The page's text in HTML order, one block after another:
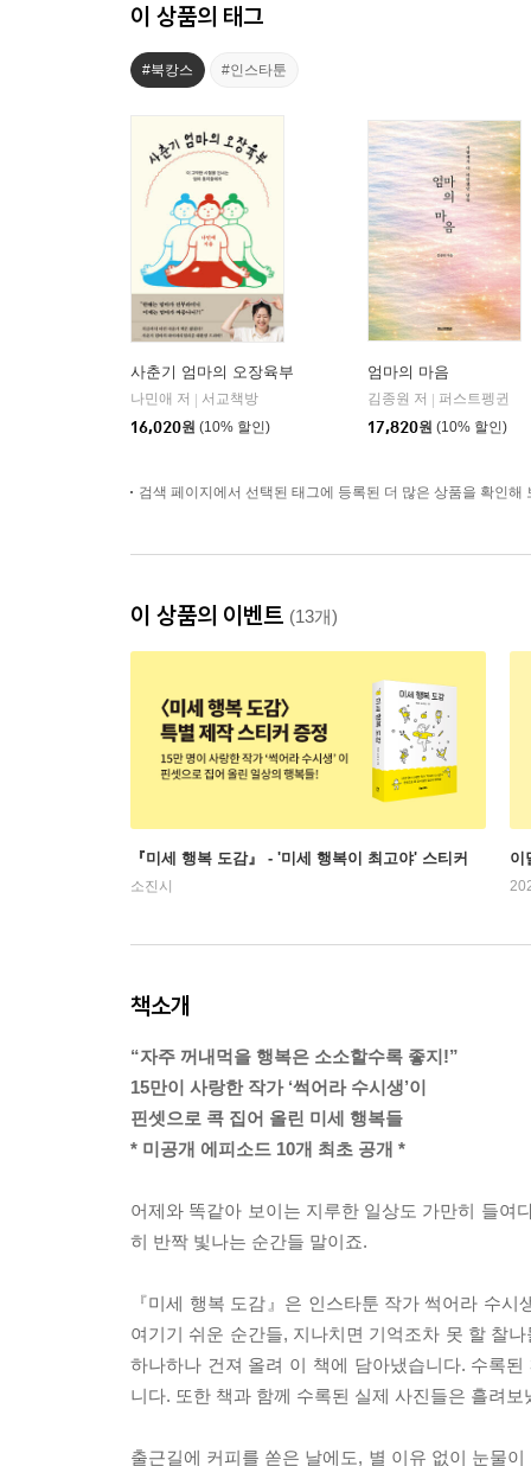
이 상품의 태그
#북캉스 #인스타툰
사춘기 엄마의 오장육부
나민애 저
서교책방
16,020원 (10% 할인)
엄마의 마음
김종원 저
퍼스트펭귄
17,820원 (10% 할인)
검색 페이지에서 선택된 태그에 등록된 더 많은 상품을 확인해
이 상품의 이벤트 (13개)
『미세 행복 도감』 - '미세 행복이 최고야' 스티커
소진시
이
책소개
“자주 꺼내먹을 행복은 소소할수록 좋지!”
15만이 사랑한 작가 ‘썩어라 수시생’이
핀셋으로 콕 집어 올린 미세 행복들
* 미공개 에피소드 10개 최초 공개 *
어제와 똑같아 보이는 지루한 일상도 가만히 들여
히 반짝 빛나는 순간들 말이죠.
『미세 행복 도감』은 인스타툰 작가 썩어라 수
여기기 쉬운 순간들, 지나치면 기억조차 못 할 찰
하나하나 건져 올려 이 책에 담아냈습니다. 수록
니다. 또한 책과 함께 수록된 실제 사진들은 흘려
출근길에 커피를 쏟은 날에도, 별 이유 없이 눈물